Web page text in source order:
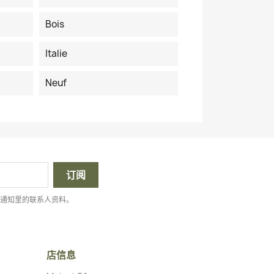
Bois
Italie
Neuf
知里的联系人资料。
店信息